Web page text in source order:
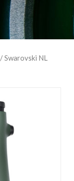
/ Swarovski NL